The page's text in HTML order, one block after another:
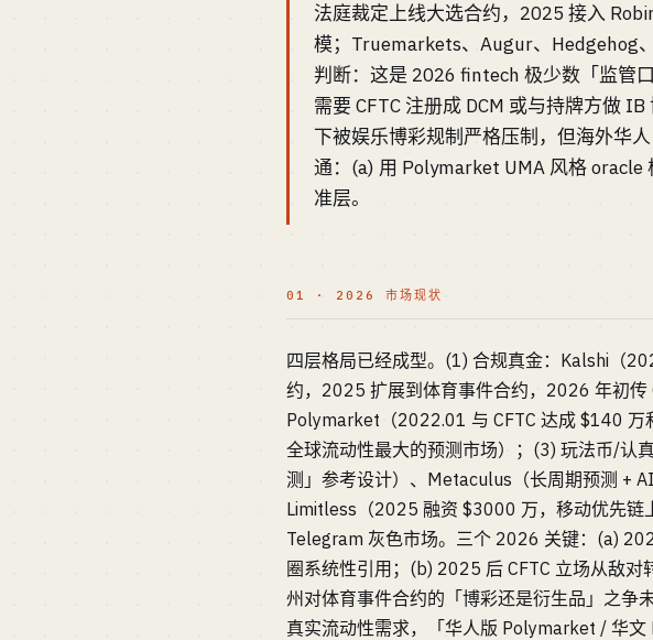
法庭裁定上线大选合约，2025 接入
模；Truemarkets、Augur、Hedgehog
判断：这是 2026 fintech 极少数「监管
需要 CFTC 注册成 DCM 或与持牌方做
下被娱乐博彩规制严格压制，但海外华
通：(a) 用 Polymarket UMA 风格
准层。
01 · 2026 市场现状
四层格局已经成型。(1) 合规真金：Kalshi（
约，2025 扩展到体育事件合约，2026 年初传
Polymarket（2022.01 与 CFTC 达成 $140 万
全球流动性最大的预测市场）；(3) 玩法币/认
测」参考设计）、Metaculus（长周期预测 +
Limitless（2025 融资 $3000 万，移动优先
Telegram 灰色市场。三个 2026 关键：(a)
圈系统性引用；(b) 2025 后 CFTC 立场从敌
州对体育事件合约的「博彩还是衍生品」之争
真实流动性需求，「华人版 Polymarket / 华